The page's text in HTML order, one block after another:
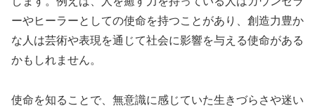
ーやヒーラーとしての使命を持つことがあり、創造力豊か
な人は芸術や表現を通じて社会に影響を与える使命がある
かもしれません。
使命を知ることで、無意識に感じていた生きづらさや迷い